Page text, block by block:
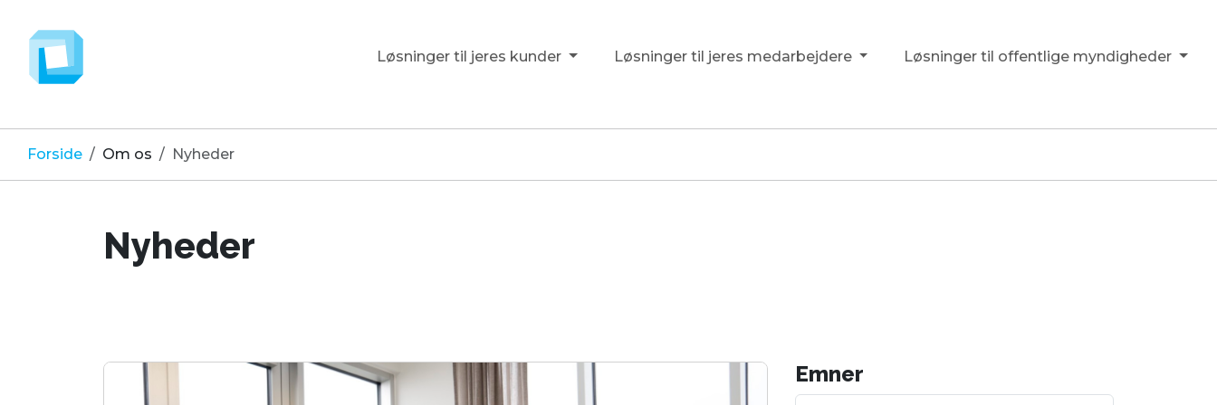
Løsninger til jeres kunder Løsninger til jeres medarbejdere Løsninger til offentlige myndigheder
Forside Om os Nyheder
Nyheder
Emner